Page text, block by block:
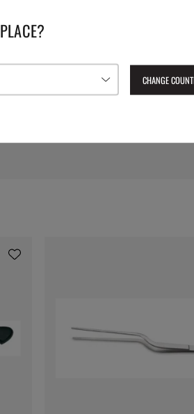
Herstellernummer:
4956617002035CHANGE